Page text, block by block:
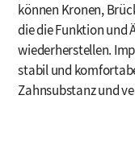
können Kronen,
die die Funktion und
wiederherstellen.
stabil und
Zahnsubstanz und